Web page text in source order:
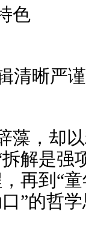
色
清晰严谨
藻，却
解是强
再到“
”的哲